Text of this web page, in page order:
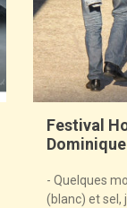
Festival Hors les Murs – Interview de
- Quelques
(blanc) et sel,